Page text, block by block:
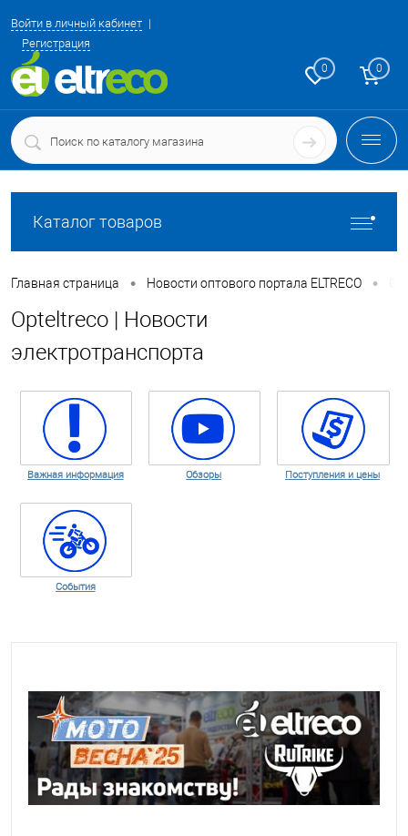
Войти в личный кабинет
Регистрация
0 0
Каталог товаров
Главная страница • Новости оптового портала ELTRECO •
Opteltreco | Новости
электротранспорта
Важная информация Обзоры Поступления и цены
События